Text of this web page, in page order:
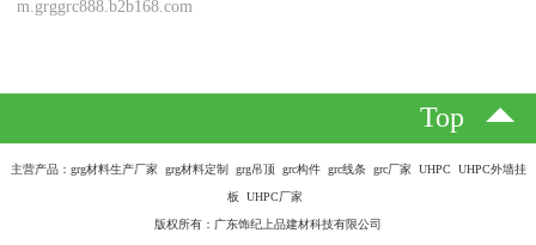
m.grggrc888.b2b168.com
Top
主营产品：grg材料生产厂家 grg材料定制 grg吊顶 grc构件 grc线条 grc厂家 UHPC UHPC外墙挂
板 UHPC厂家
版权所有：广东饰纪上品建材科技有限公司